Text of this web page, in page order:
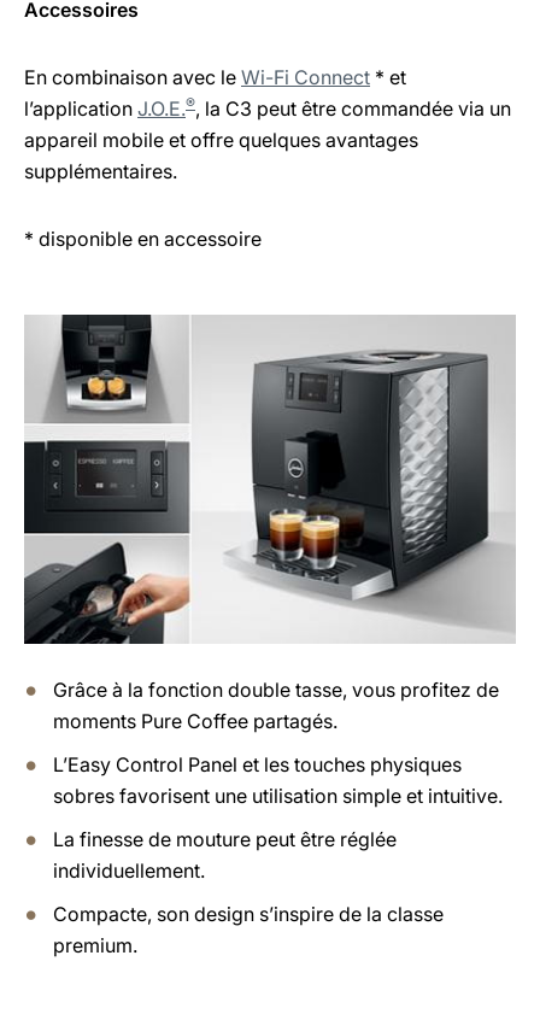
Accessoires
En combinaison avec le Wi-Fi Connect * et
l’application J.O.E.®, la C3 peut être commandée via un
appareil mobile et offre quelques avantages
supplémentaires.
* disponible en accessoire
Grâce à la fonction double tasse, vous profitez de
moments Pure Coffee partagés.
L’Easy Control Panel et les touches physiques
sobres favorisent une utilisation simple et intuitive.
La finesse de mouture peut être réglée
individuellement.
Compacte, son design s’inspire de la classe
premium.